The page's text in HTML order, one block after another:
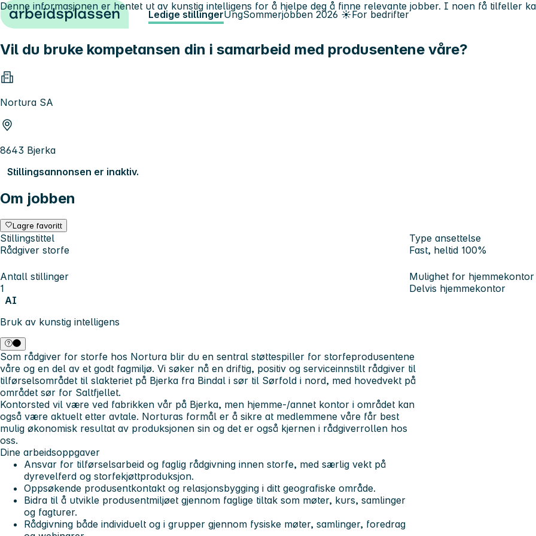
Hopp til innhold Ledige stillingerUngSommerjobben 2026 ☀️For bedrifter
Vil du bruke kompetansen din i samarbeid med produsentene våre?
Nortura SA
8643 Bjerka
Stillingsannonsen er inaktiv.
Om jobben
Lagre favoritt
Stillingstittel
Rådgiver storfe
Type ansettelse
Fast, heltid 100%
Antall stillinger
1
Mulighet for hjemmekontor
Delvis hjemmekontor
AI
Bruk av kunstig intelligens
Denne informasjonen er hentet ut av kunstig intelligens for å hjelpe deg å finne relevante jobber. I noen få tilfeller
Som rådgiver for storfe hos Nortura blir du en sentral støttespiller for storfeprodusentene
våre og en del av et godt fagmiljø. Vi søker nå en driftig, positiv og serviceinnstilt rådgiver til
tilførselsområdet til slakteriet på Bjerka fra Bindal i sør til Sørfold i nord, med hovedvekt på
området sør for Saltfjellet.
Kontorsted vil være ved fabrikken vår på Bjerka, men hjemme-/annet kontor i området kan
også være aktuelt etter avtale. Norturas formål er å sikre at medlemmene våre får best
mulig økonomisk resultat av produksjonen sin og det er også kjernen i rådgiverrollen hos
oss.
Dine arbeidsoppgaver
Ansvar for tilførselsarbeid og faglig rådgivning innen storfe, med særlig vekt på
dyrevelferd og storfekjøttproduksjon.
Oppsøkende produsentkontakt og relasjonsbygging i ditt geografiske område.
Bidra til å utvikle produsentmiljøet gjennom faglige tiltak som møter, kurs, samlinger
og fagturer.
Rådgivning både individuelt og i grupper gjennom fysiske møter, samlinger, foredrag